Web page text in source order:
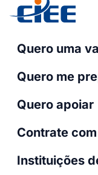
Quero uma
Quero me
Quero apoiar
Contrate com
Instituições